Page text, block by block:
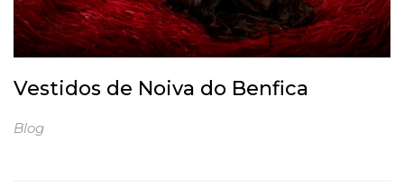
Vestidos de Noiva do Benfica
Blog